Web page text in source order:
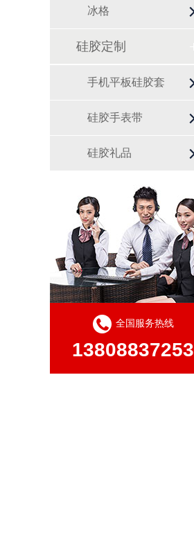
冰格
硅胶定制
手机平板硅胶套
硅胶手表带
硅胶礼品
全国服务热线
13808837253